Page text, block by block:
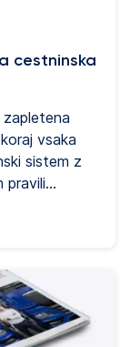
cestninska
vsaka
sistem z
pravili
je bila
Ta
v praksi in